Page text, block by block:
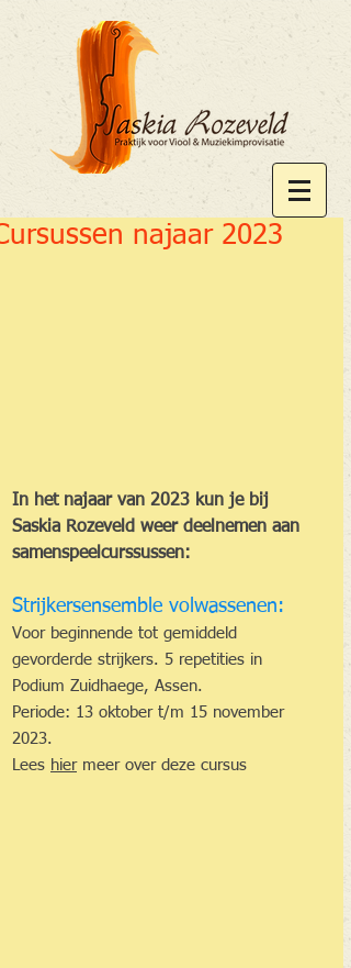
najaar 2023
In het najaar van 2023 kun je bij
Saskia Rozeveld weer deelnemen aan
samenspeelcurssussen:
Strijkersensemble volwassenen:
Voor beginnende tot gemiddeld
gevorderde strijkers. 5 repetities in
Podium Zuidhaege, Assen.
Periode: 13 oktober t/m 15 november
2023.
Lees hier meer over deze cursus